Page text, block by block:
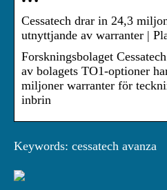
Cessatech drar in 24,3
utnyttjande av warranter |
Forskningsbolaget
av bolagets TO1-optioner
miljoner warranter för
inbrin
Keywords: cessatech avanza